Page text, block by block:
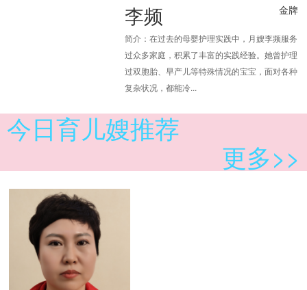
李频 金牌
简介：在过去的母婴护理实践中，月嫂李频服务
过众多家庭，积累了丰富的实践经验。她曾护理
过双胞胎、早产儿等特殊情况的宝宝，面对各种
复杂状况，都能冷...
今日育儿嫂推荐
更多>>